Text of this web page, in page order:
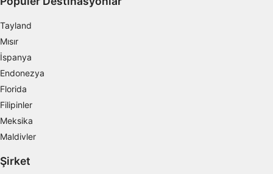
Tayland
Mısır
İspanya
Endonezya
Florida
Filipinler
Meksika
Maldivler
Şirket
İçeriği kişiselleştirmek için profiller
Reklam performansını ölçmek
İçerik performansını ölçmek
verilerin bileşimleri yoluyla hedef kitleleri